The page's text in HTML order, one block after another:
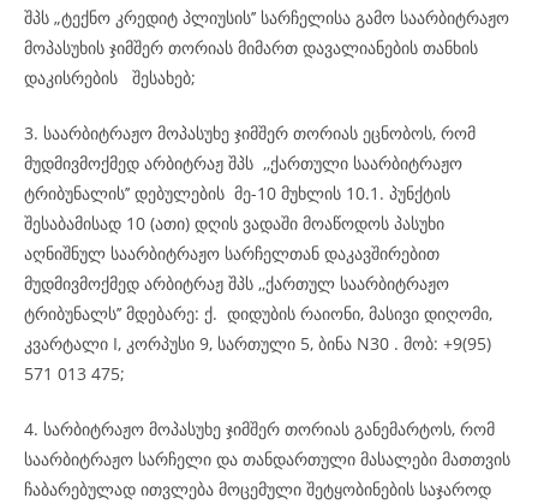
შპს „ტექნო კრედიტ პლიუსის’’ სარჩელისა გამო საარბიტრაჟო
მოპასუხის ჯიმშერ თორიას მიმართ დავალიანების თანხის
დაკისრების შესახებ;
3. საარბიტრაჟო მოპასუხე ჯიმშერ თორიას ეცნობოს, რომ
მუდმივმოქმედ არბიტრაჟ შპს ,,ქართული საარბიტრაჟო
ტრიბუნალის’’ დებულების მე-10 მუხლის 10.1. პუნქტის
შესაბამისად 10 (ათი) დღის ვადაში მოაწოდოს პასუხი
აღნიშნულ საარბიტრაჟო სარჩელთან დაკავშირებით
მუდმივმოქმედ არბიტრაჟ შპს ,,ქართულ საარბიტრაჟო
ტრიბუნალს’’ მდებარე: ქ. დიდუბის რაიონი, მასივი დიღომი,
კვარტალი I, კორპუსი 9, სართული 5, ბინა N30 . მობ: +9(95)
571 013 475;
4. სარბიტრაჟო მოპასუხე ჯიმშერ თორიას განემარტოს, რომ
საარბიტრაჟო სარჩელი და თანდართული მასალები მათთვის
ჩაბარებულად ითვლება მოცემული შეტყობინების საჯაროდ